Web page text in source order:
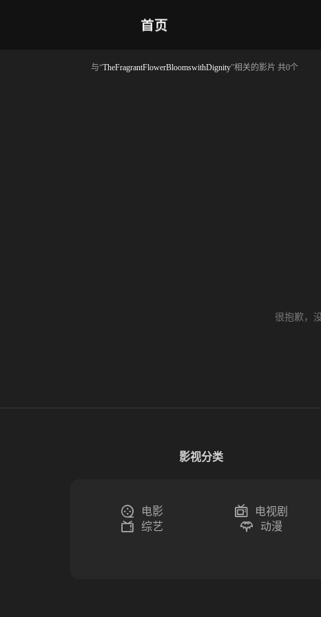
首页
与“TheFragrantFlowerBloomswithDignity”相关的影片 共0个
很抱歉，
影视分类
电影
电视剧
综艺
动漫